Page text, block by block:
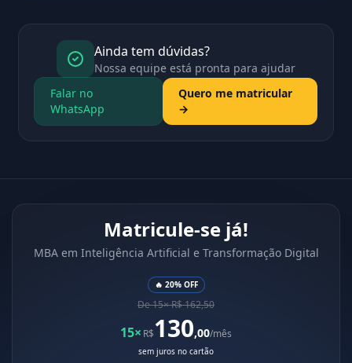
Ainda tem dúvidas?
Nossa equipe está pronta para ajudar
Falar no
WhatsApp
Quero me matricular
→
Matricule-se já!
MBA em Inteligência Artificial e Transformação Digital
🔥 20% OFF
De 15× R$ 162,50
15× R$130,00/mês
sem juros no cartão